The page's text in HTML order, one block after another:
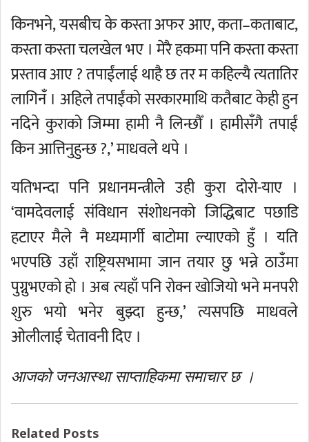
किनभने, यसबीच के कस्ता अफर आए, कता–कताबाट,
कस्ता कस्ता चलखेल भए । मेरै हकमा पनि कस्ता कस्ता
प्रस्ताव आए ? तपाईंलाई थाहै छ तर म कहिल्यै त्यतातिर
लागिनँ । अहिले तपाईंको सरकारमाथि कतैबाट केही हुन
नदिने कुराको जिम्मा हामी नै लिन्छौँ । हामीसँगै तपाईं
किन आत्तिनुहुन्छ ?,’ माधवले थपे ।
यतिभन्दा पनि प्रधानमन्त्रीले उही कुरा दोरो-याए ।
‘वामदेवलाई संविधान संशोधनको जिद्धिबाट पछाडि
हटाएर मैले नै मध्यमार्गी बाटोमा ल्याएको हुँ । यति
भएपछि उहाँ राष्ट्रियसभामा जान तयार छु भन्ने ठाउँमा
पुग्नुभएको हो । अब त्यहाँ पनि रोक्न खोजियो भने मनपरी
शुरु भयो भनेर बुझ्दा हुन्छ,’ त्यसपछि माधवले
ओलीलाई चेतावनी दिए ।
आजको जनआस्था साप्ताहिकमा समाचार छ ।
Related Posts